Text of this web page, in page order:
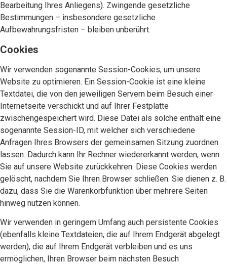
Bearbeitung Ihres Anliegens). Zwingende gesetzliche
Bestimmungen – insbesondere gesetzliche
Aufbewahrungsfristen – bleiben unberührt.
Cookies
Wir verwenden sogenannte Session-Cookies, um unsere
Website zu optimieren. Ein Session-Cookie ist eine kleine
Textdatei, die von den jeweiligen Servern beim Besuch einer
Internetseite verschickt und auf Ihrer Festplatte
zwischengespeichert wird. Diese Datei als solche enthält eine
sogenannte Session-ID, mit welcher sich verschiedene
Anfragen Ihres Browsers der gemeinsamen Sitzung zuordnen
lassen. Dadurch kann Ihr Rechner wiedererkannt werden, wenn
Sie auf unsere Website zurückkehren. Diese Cookies werden
gelöscht, nachdem Sie Ihren Browser schließen. Sie dienen z. B.
dazu, dass Sie die Warenkorbfunktion über mehrere Seiten
hinweg nutzen können.
Wir verwenden in geringem Umfang auch persistente Cookies
(ebenfalls kleine Textdateien, die auf Ihrem Endgerät abgelegt
werden), die auf Ihrem Endgerät verbleiben und es uns
ermöglichen, Ihren Browser beim nächsten Besuch